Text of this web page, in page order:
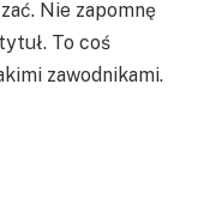
Nie zapomnę
To coś
zawodnikami.